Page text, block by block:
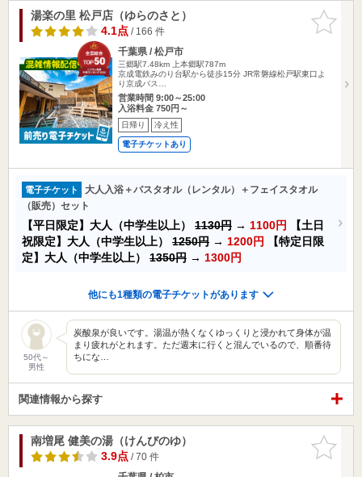
お気に入
りに追加
湯楽の里 松戸店（ゆらのさと）
4.1点/ 166 件
千葉県 / 松戸市
三郷駅7.48km
上本郷駅787m
京成電鉄みのり台駅から徒歩15分 JR常磐線松戸駅東口よ
り京成バス…
営業時間 9:00～25:00
入浴料金 750円～
日帰り 冷え性
電子チケットあり
電子チケット
大人入浴＋バスタオル（レンタル）＋フェイスタオル
（販売）セット
【平日限定】大人（中学生以上） 1130円 → 1100円
【土日
祝限定】大人（中学生以上） 1250円 → 1200円
【特定日限
定】大人（中学生以上） 1350円 → 1300円
他にも1種類の電子チケットがあります
50代～
男性
炭酸泉が良いです。湯温が熱くなくゆっくりと浸かれて身体が温
まり疲れがとれます。ただ週末に行くと混んでいるので、順番待
ちにな…
関連情報から探す
お気に入
りに追加
南増尾 健美の湯（けんびのゆ）
3.9点/ 70 件